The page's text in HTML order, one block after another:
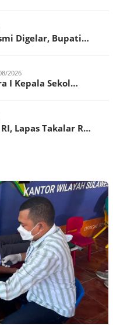
Digelar, Bupati…
2026
I Kepala Sekol…
Lapas Takalar R…